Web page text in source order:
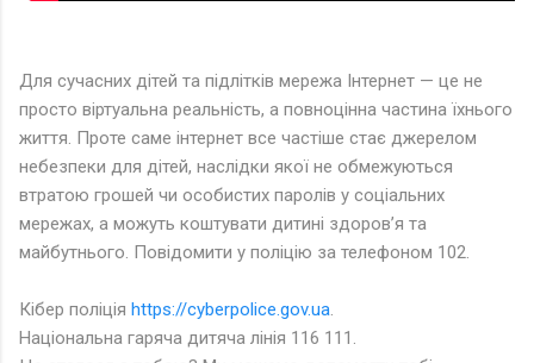
Для сучасних дітей та підлітків мережа Інтернет — це не
просто віртуальна реальність, а повноцінна частина їхнього
життя. Проте саме інтернет все частіше стає джерелом
небезпеки для дітей, наслідки якої не обмежуються
втратою грошей чи особистих паролів у соціальних
мережах, а можуть коштувати дитині здоров’я та
майбутнього. Повідомити у поліцію за телефоном 102.
Кібер поліція https://cyberpolice.gov.ua
Національна гаряча дитяча лінія 116 111.